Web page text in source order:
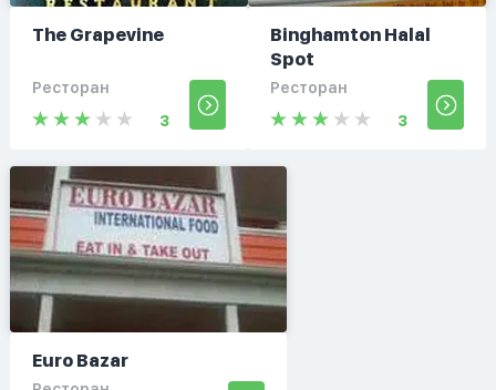
The Grapevine
Ресторан
3
Binghamton Halal
Spot
Ресторан
3
Euro Bazar